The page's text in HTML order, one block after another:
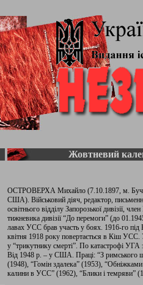
Жовтневий
ОСТРОВЕРХА Михайло (7.10.1897, м.
США). Військовий діяч, редактор,
освітнього відділу Запорозької дивізії,
тижневика дивізії “До перемоги” (до
лавах УСС брав участь у боях. 1916-го під
квітня 1918 року повертається в Кіш УСС.
у “трикутнику смерті”. По катастрофі УГА
Від 1948 р. – у США. Праці: “З римського
(1948), “Гомін здалека” (1953),
калини в УСС” (1962), “Блики і темряви”